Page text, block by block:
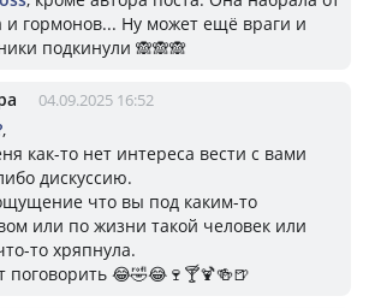
и гормонов... Ну может ещё враги и
подкинули 🙈🙈🙈
04.09.2025 16:52
,
как-то нет интереса вести с вами
дискуссию.
что вы под каким-то
или по жизни такой человек или
то хряпнула.
поговорить 😂🤣😂🍷🍸🍹🍻🍺